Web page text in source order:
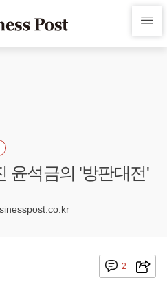
윤석금의 '방판대전'
2